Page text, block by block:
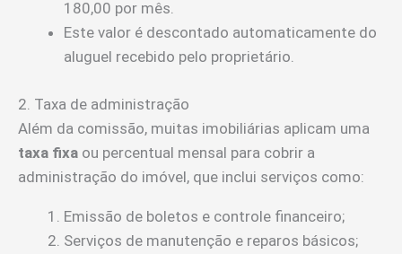
180,00 por mês.
Este valor é descontado automaticamente do
aluguel recebido pelo proprietário.
2. Taxa de administração
Além da comissão, muitas imobiliárias aplicam uma
taxa fixa ou percentual mensal para cobrir a
administração do imóvel, que inclui serviços como:
Emissão de boletos e controle financeiro;
Serviços de manutenção e reparos básicos;